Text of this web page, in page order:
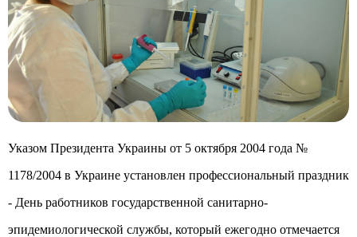
Указом Президента Украины от 5 октября 2004 года №
1178/2004 в Украине установлен профессиональный праздник
- День работников государственной санитарно-
эпидемиологической службы, который ежегодно отмечается